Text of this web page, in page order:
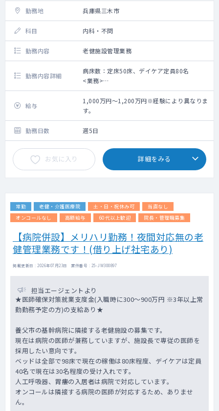
勤務地 兵庫県三木市
科目 内科・不問
勤務内容 老健施設管理業務
勤務内容詳細
病床数：定床50床、デイケア定員80名
<業務>
・施設長業務：入所者の診察・処方・指示出
し・書類作成等
・定員 ：入所者→定員50名※現状43名
程度
デイケア→定員80名※現状50
名前後
給与
1,000万円～1,200万円※経験により異なりま
す。
勤務日数 週5日
お気に入り 詳細をみる
常勤 老健・介護医療院 土・日・祝休み可
当直なし
オンコールなし
高額給与 60代以上歓迎 院長・管理職募集
【病院併設】メリハリ勤務！夜間対応無の老
健管理業務です！(借り上げ社宅あり)
掲載更新日 : 2026年07月23日 案件番号 : 25-JW300897
担当エージェントより
★医師確保対策就業支度金(入職時に300～900万円 ※3年以上常
勤勤務予定の方)の支給あり★
養父市の基幹病院に隣接する老健施設の募集です。
現在は病院の医師が兼務していますが、施設長で専従の医師を
採用したい意向です。
ベッドは全部で98床で現在の稼働は80床程度、デイケアは定員
40名で現在は30名程度の受け入れです。
人工呼吸器、胃瘻の入居者は病院で対応しています。
オンコールは隣接する病院の医師が対応するため、ありませ
ん。